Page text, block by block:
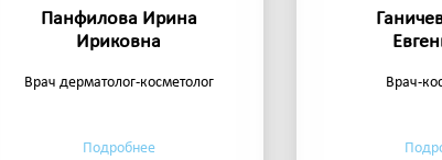
Панфилова Ирина
Ириковна
Врач дерматолог-косметолог
Подробнее
Врач-